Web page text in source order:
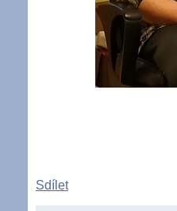
Sdílet